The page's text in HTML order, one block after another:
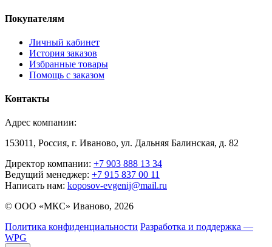
Покупателям
Личный кабинет
История заказов
Избранные товары
Помощь с заказом
Контакты
Адрес компании:
153011, Россия, г. Иваново, ул. Дальняя Балинская, д. 82
Директор компании: +7 903 888 13 34
Ведущий менеджер: +7 915 837 00 11
Написать нам: koposov-evgenij@mail.ru
© ООО «МКС» Иваново, 2026
Политика конфиденциальности Разработка и поддержка —
WPG